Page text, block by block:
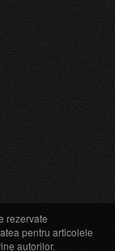
rezervate
pentru articolele
autorilor.